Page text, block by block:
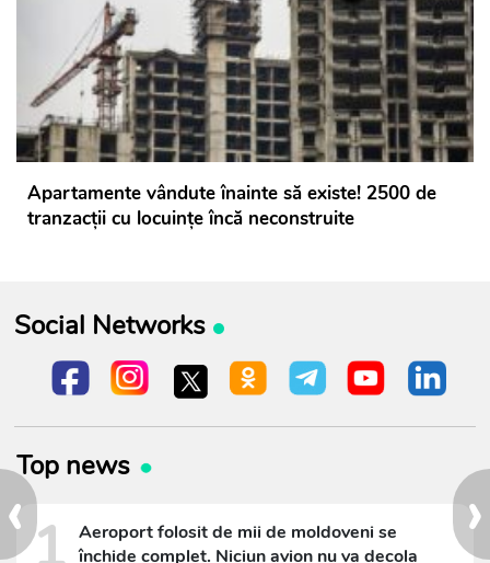
›
‹
Apartamente vândute înainte să existe! 2500 de
tranzacții cu locuințe încă neconstruite
Social Networks
Top news
1 Aeroport folosit de mii de moldoveni se
închide complet. Niciun avion nu va decola